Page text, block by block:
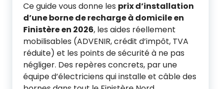
Ce guide vous donne les prix d’installation
d’une borne de recharge à domicile en
Finistère en 2026, les aides réellement
mobilisables (ADVENIR, crédit d’impôt, TVA
réduite) et les points de sécurité à ne pas
négliger. Des repères concrets, par une
équipe d’électriciens qui installe et câble des